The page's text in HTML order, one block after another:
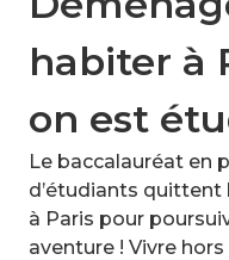
habiter à
on est
Le baccalauréat en
d’étudiants
à Paris pour
aventure ! Vivre